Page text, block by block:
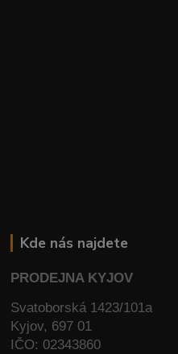
Kde nás najdete
PRODEJNA KYJOV
Svatoborská 1423/101a
Kyjov, 697 01
IČO: 02343860